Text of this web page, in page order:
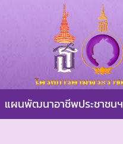
แผนพัฒนาอาชีพประชาชนฯ